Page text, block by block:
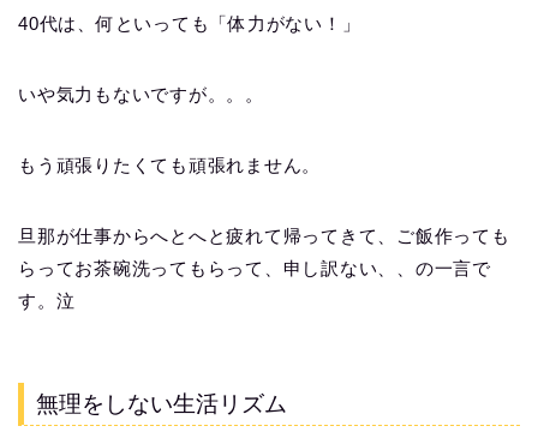
40代は、何といっても「体力がない！」
いや気力もないですが。。。
もう頑張りたくても頑張れません。
旦那が仕事からへとへと疲れて帰ってきて、ご飯作っても
らってお茶碗洗ってもらって、申し訳ない、、の一言で
す。泣
無理をしない生活リズム